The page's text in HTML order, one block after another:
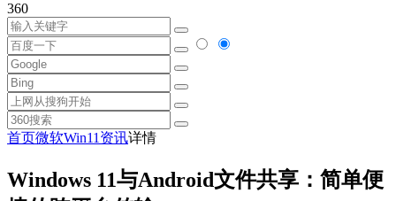
360
首页微软Win11资讯详情
Windows 11与Android文件共享：简单便